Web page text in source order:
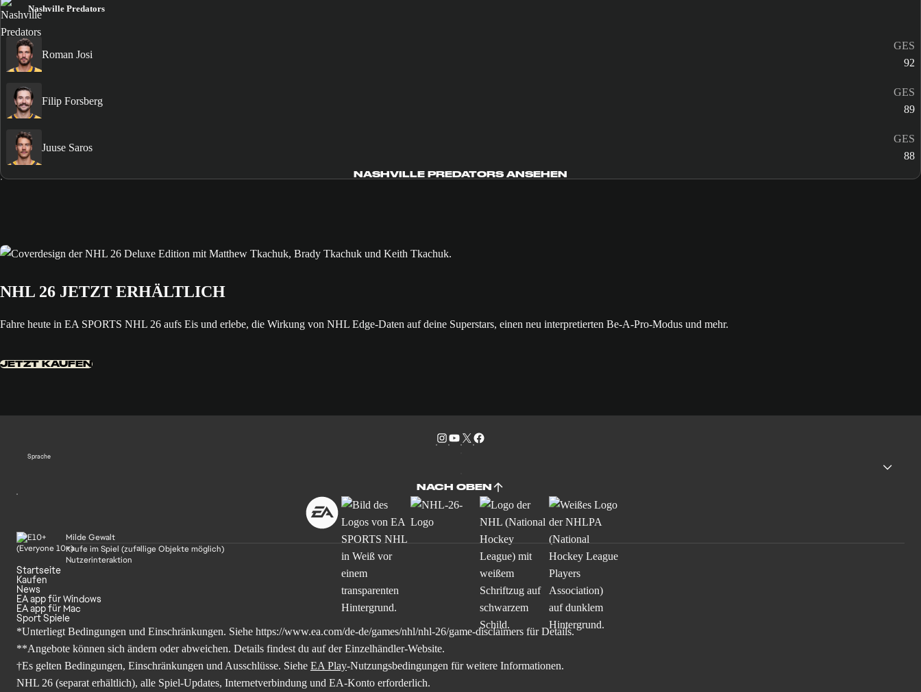
Nashville Predators
Roman Josi
GES
92
Filip Forsberg
GES
89
Juuse Saros
GES
88
NASHVILLE PREDATORS ANSEHEN
NHL 26 JETZT ERHÄLTLICH
Fahre heute in EA SPORTS NHL 26 aufs Eis und erlebe, die Wirkung von NHL Edge-Daten auf deine Superstars, einen neu interpretierten Be-A-Pro-Modus und mehr.
JETZT KAUFEN
Sprache
NACH OBEN
Milde Gewalt
Käufe im Spiel (zufällige Objekte möglich)
Nutzerinteraktion
Startseite
Kaufen
News
EA app für Windows
EA app für Mac
Sport Spiele
*Unterliegt Bedingungen und Einschränkungen. Siehe https://www.ea.com/de-de/games/nhl/nhl-26/game-disclaimers für Details.
**Angebote können sich ändern oder abweichen. Details findest du auf der Einzelhändler-Website.
†Es gelten Bedingungen, Einschränkungen und Ausschlüsse. Siehe EA Play-Nutzungsbedingungen für weitere Informationen.
NHL 26 (separat erhältlich), alle Spiel-Updates, Internetverbindung und EA-Konto erforderlich.